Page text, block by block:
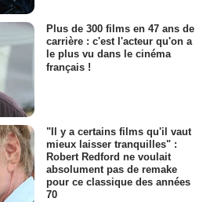
Plus de 300 films en 47 ans de
carrière : c'est l'acteur qu'on a
le plus vu dans le cinéma
français !
"Il y a certains films qu'il vaut
mieux laisser tranquilles" :
Robert Redford ne voulait
absolument pas de remake
pour ce classique des années
70